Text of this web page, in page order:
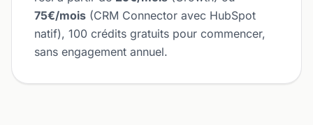
75€/mois (CRM Connector avec HubSpot
natif), 100 crédits gratuits pour commencer,
sans engagement annuel.